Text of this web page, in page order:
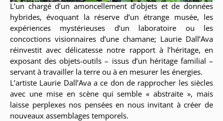
L’un chargé d’un amoncellement d’objets et de données
hybrides, évoquant la réserve d’un étrange musée, les
expériences mystérieuses d’un laboratoire ou les
concoctions visionnaires d’une chamane; Laurie Dall’Ava
réinvestit avec délicatesse notre rapport à l’héritage, en
exposant des objets-outils – issus d’un héritage familial –
servant à travailler la terre ou à en mesurer les énergies.
L’artiste Laurie Dall’Ava a ce don de rapprocher les siècles
avec une mise en scène qui semble « abstraite », mais
laisse perplexes nos pensées en nous invitant à créer de
nouveaux assemblages temporels.